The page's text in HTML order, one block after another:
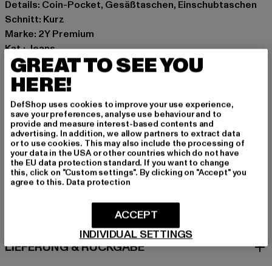
Details: Coin-Pocket, Gesäßtaschen, Einschubtaschen
Schnitt: Kurz
Marke: 2Y Premium
Kat.: Jeans
Farbe: schwarz
Hersteller Farbe: washed black
Materialzusammensetzung: 100% Baumwolle
Art.Nr: 2Y-B5891-01921
Hersteller: 2Y Premium GmbH |info@2y-studios.com
Hollefeldstraße 16 | 48282 Emsdetten | DE
GRÖSSE & PASSFORM
LIEFERUNG & RÜCKGABE
GREAT TO SEE YOU
HERE!
DefShop uses cookies to improve your use experience,
save your preferences, analyse use behaviour and to
provide and measure interest-based contents and
advertising. In addition, we allow partners to extract data
or to use cookies. This may also include the processing of
your data in the USA or other countries which do not have
the EU data protection standard. If you want to change
this, click on "Custom settings". By clicking on "Accept" you
agree to this. Data protection
INDIVIDUAL SETTINGS
ACCEPT